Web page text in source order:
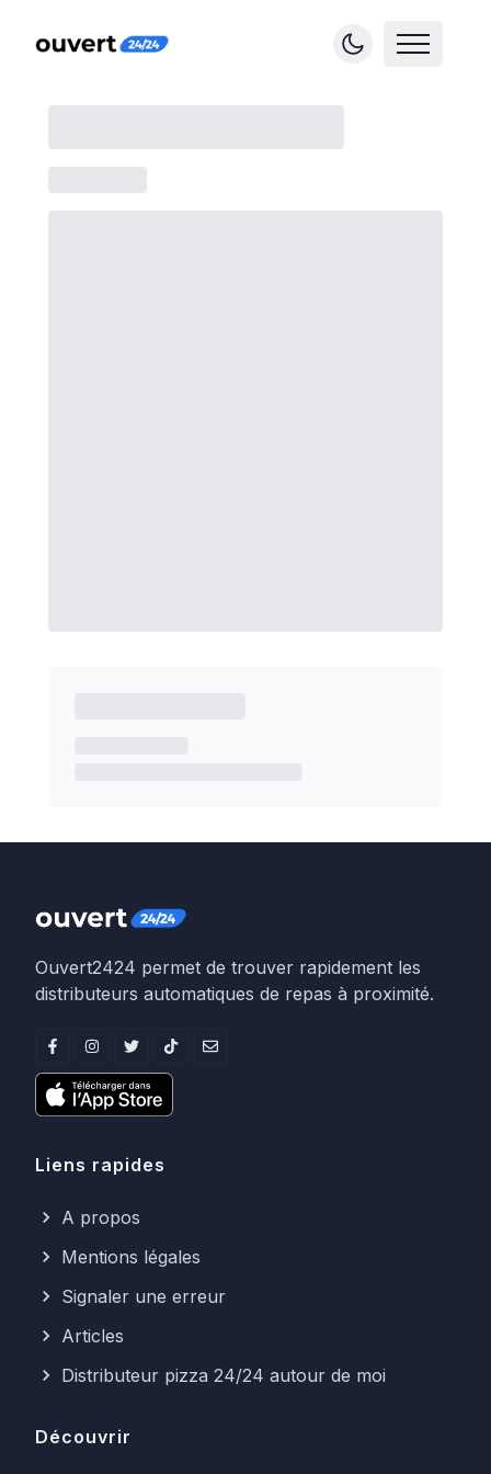
Ouvert2424 permet de trouver rapidement les
distributeurs automatiques de repas à proximité.
Liens rapides
A propos
Mentions légales
Signaler une erreur
Articles
Distributeur pizza 24/24 autour de moi
Découvrir